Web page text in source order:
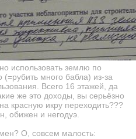
использовать землю по
много бабла) из-за
Всего 16 этажей, да
же это доходы, вы серьёзно
красную икру переходить???
обижен и негодуэ.
О, совсем малость: